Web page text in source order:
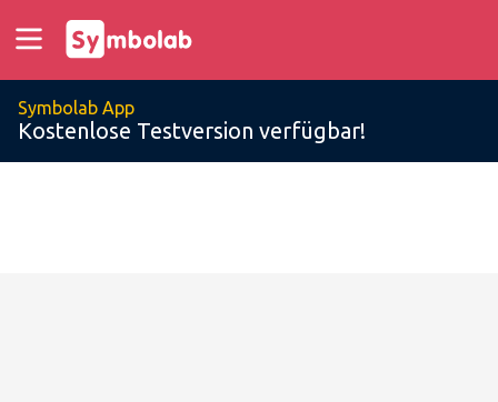
Symbolab App
Kostenlose Testversion verfügbar!